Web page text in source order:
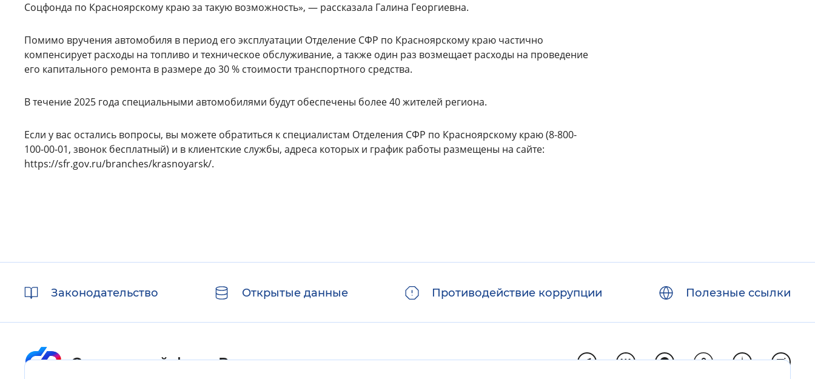
Соцфонда по Красноярскому краю за такую возможность», — рассказала Галина Георгиевна.
Помимо вручения автомобиля в период его эксплуатации Отделение СФР по Красноярскому краю частично
компенсирует расходы на топливо и техническое обслуживание, а также один раз возмещает расходы на проведение
его капитального ремонта в размере до 30 % стоимости транспортного средства.
В течение 2025 года специальными автомобилями будут обеспечены более 40 жителей региона.
Если у вас остались вопросы, вы можете обратиться к специалистам Отделения СФР по Красноярскому краю (8-800-
100-00-01, звонок бесплатный) и в клиентские службы, адреса которых и график работы размещены на сайте:
https://sfr.gov.ru/branches/krasnoyarsk/.
ссылкиЗаконодательство Открытые данные Противодействие коррупции Полезные ссылки